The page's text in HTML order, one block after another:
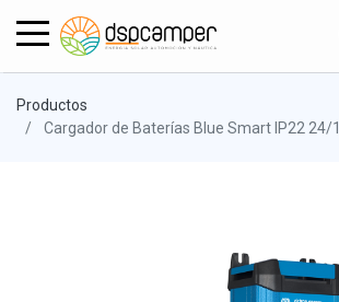
Productos
Cargador de Baterías Blue Smart IP22 24/